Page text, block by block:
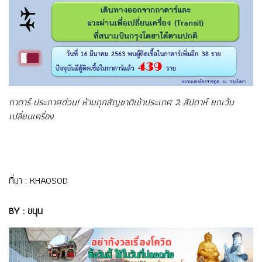
กาตาร์ ประกาศด่วน! ห้ามทุกสัญชาติเข้าประเทศ 2 สัปดาห์ ยกเว้น
เปลี่ยนเครื่อง
ที่มา : KHAOSOD
BY : ขนุน